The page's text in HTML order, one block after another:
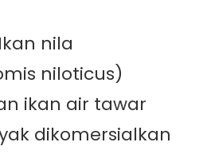
nila
niloticus)
ikan air tawar
dikomersialkan